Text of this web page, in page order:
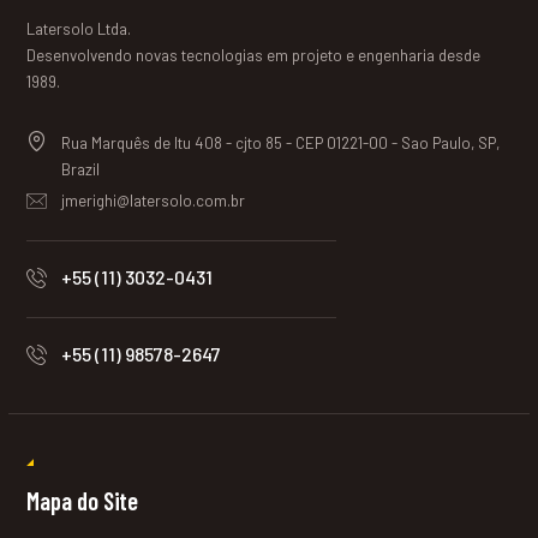
Latersolo Ltda.
Desenvolvendo novas tecnologias em projeto e engenharia desde
1989.
Rua Marquês de Itu 408 - cjto 85 - CEP 01221-00 - Sao Paulo, SP,
Brazil
jmerighi@latersolo.com.br
+55 (11) 3032-0431
+55 (11) 98578-2647
Mapa do Site